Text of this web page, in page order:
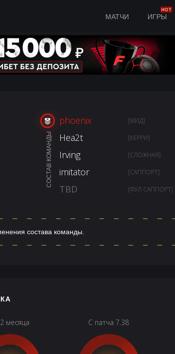
МАТЧИ ИГРЫ
HOT
СОСТАВ КОМАНДЫ
phoenix [МИД]
Hea2t [КЕРРИ]
Irving [СЛОЖНАЯ]
imitator [САППОРТ]
TBD [ФУЛ САППОРТ]
состава команды.
месяца С патча 7.38